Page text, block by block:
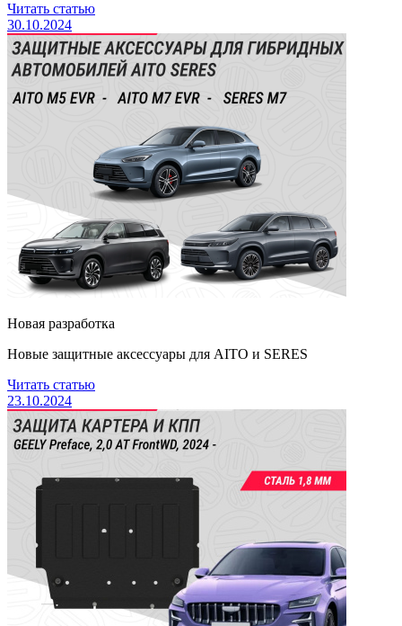
Читать статью
30.10.2024
Новая разработка
Новые защитные аксессуары для AITO и SERES
Читать статью
23.10.2024